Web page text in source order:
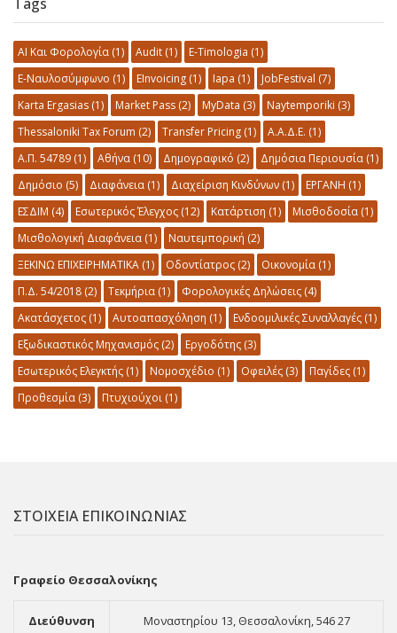
AI Και Φορολογία (1) Audit (1) E-Timologia (1)
E-Ναυλοσύμφωνο (1) EInvoicing (1) Iapa (1) JobFestival (7)
Karta Ergasias (1) Market Pass (2) MyData (3) Naytemporiki (3)
Thessaloniki Tax Forum (2) Transfer Pricing (1) Α.Α.Δ.Ε. (1)
Α.Π. 54789 (1) Αθήνα (10) Δημογραφικό (2) Δημόσια Περιουσία (1)
Δημόσιο (5) Διαφάνεια (1) Διαχείριση Κινδύνων (1) ΕΡΓΑΝΗ (1)
ΕΣΔΙΜ (4) Εσωτερικός Έλεγχος (12) Κατάρτιση (1) Μισθοδοσία (1)
Μισθολογική Διαφάνεια (1) Ναυτεμπορική (2)
ΞΕΚΙΝΩ ΕΠΙΧΕΙΡΗΜΑΤΙΚΑ (1) Οδοντίατρος (2) Οικονομία (1)
Π.Δ. 54/2018 (2) Τεκμήρια (1) Φορολογικές Δηλώσεις (4)
Ακατάσχετος (1) Αυτοαπασχόληση (1) Ενδοομιλικές Συναλλαγές (1)
Εξωδικαστικός Μηχανισμός (2) Εργοδότης (3)
Εσωτερικός Ελεγκτής (1) Νομοσχέδιο (1) Οφειλές (3) Παγίδες (1)
Προθεσμία (3) Πτυχιούχοι (1)
ΣΤΟΙΧΕΙΑ ΕΠΙΚΟΙΝΩΝΙΑΣ
Γραφείο Θεσσαλονίκης
Διεύθυνση Μοναστηρίου 13, Θεσσαλονίκη, 546 27